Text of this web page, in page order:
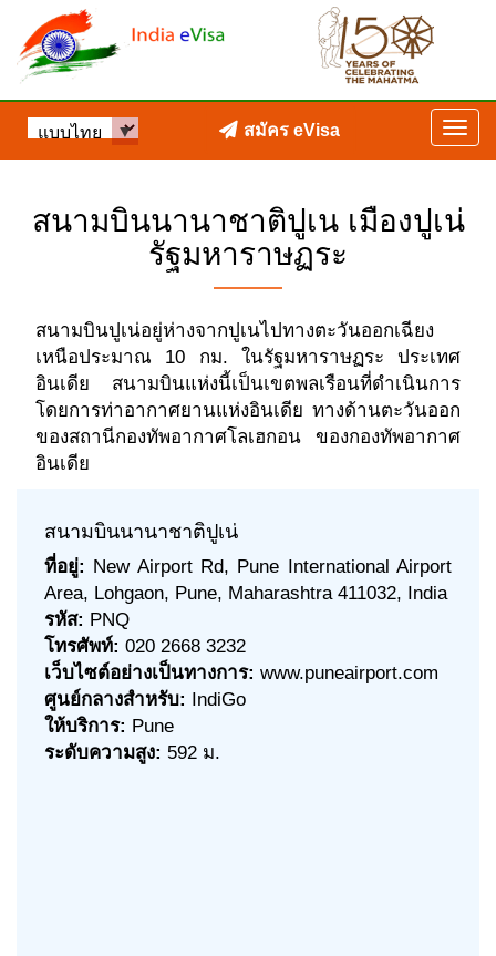
สมัคร eVisa
สนามบินนานาชาติปูเน เมืองปูเน่
รัฐมหาราษฏระ
สนามบินปูเน่อยู่ห่างจากปูเนไปทางตะวันออกเฉียง
เหนือประมาณ 10 กม. ในรัฐมหาราษฏระ ประเทศ
อินเดีย สนามบินแห่งนี้เป็นเขตพลเรือนที่ดำเนินการ
โดยการท่าอากาศยานแห่งอินเดีย ทางด้านตะวันออก
ของสถานีกองทัพอากาศโลเฮกอน ของกองทัพอากาศ
อินเดีย
สนามบินนานาชาติปูเน่
ที่อยู่: New Airport Rd, Pune International Airport
Area, Lohgaon, Pune, Maharashtra 411032, India
รหัส: PNQ
โทรศัพท์: 020 2668 3232
เว็บไซต์อย่างเป็นทางการ: www.puneairport.com
ศูนย์กลางสำหรับ: IndiGo
ให้บริการ: Pune
ระดับความสูง: 592 ม.